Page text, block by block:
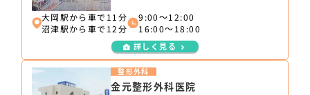
大岡駅から車で11分
沼津駅から車で12分
9:00～12:00
16:00～18:00
詳しく見る
金元整形外科医院
整形外科